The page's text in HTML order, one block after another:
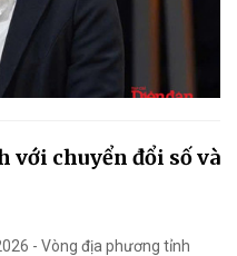
với chuyển đổi số và
- Vòng địa phương tỉnh